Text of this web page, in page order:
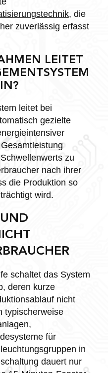
, die
zuverlässig erfasst
LEITET E
A
leitet bei
gezielte
zu
nach ihrer
die Produktion so
wird.
schaltet das System
deren kurze
nicht
typischerweise
für
in
dauert nur